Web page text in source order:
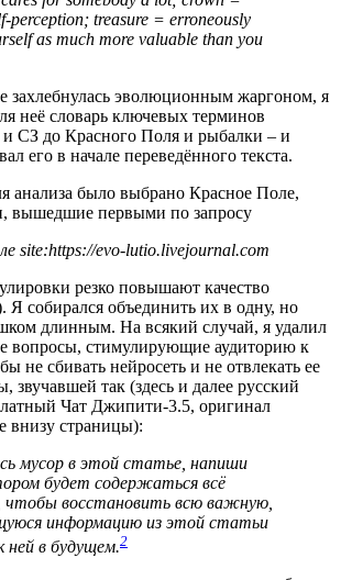
perception; treasure = erroneously
as much more valuable than you
захлебнулась эволюционным жаргоном, я
неё словарь ключевых терминов
СЗ до Красного Поля и рыбалки – и
его в начале переведённого текста.
анализа было выбрано Красное Поле,
вышедшие первыми по запросу
site:https://evo-lutio.livejournal.com
резко повышают качество
Я собирался объединить их в одну, но
длинным. На всякий случай, я удалил
вопросы, стимулирующие аудиторию к
не сбивать нейросеть и не отвлекать ее
звучавшей так (здесь и далее русский
Чат Джипити-3.5, оригинал
внизу страницы):
мусор в этой статье, напиши
будет содержаться всё
чтобы восстановить всю важную,
информацию из этой статьи
ней в будущем.2